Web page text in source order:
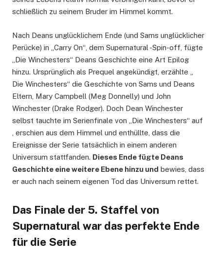
schließlich zu seinem Bruder im Himmel kommt.
Nach Deans unglücklichem Ende (und Sams unglücklicher
Perücke) in „Carry On“, dem Supernatural -Spin-off, fügte
„Die Winchesters“ Deans Geschichte eine Art Epilog
hinzu. Ursprünglich als Prequel angekündigt, erzählte „
Die Winchesters“ die Geschichte von Sams und Deans
Eltern, Mary Campbell (Meg Donnelly) und John
Winchester (Drake Rodger). Doch Dean Winchester
selbst tauchte im Serienfinale von „Die Winchesters“ auf
, erschien aus dem Himmel und enthüllte, dass die
Ereignisse der Serie tatsächlich in einem anderen
Universum stattfanden. Dieses Ende fügte Deans
Geschichte eine weitere Ebene hinzu und bewies, dass
er auch nach seinem eigenen Tod das Universum rettet.
Das Finale der 5. Staffel von
Supernatural war das perfekte Ende
für die Serie